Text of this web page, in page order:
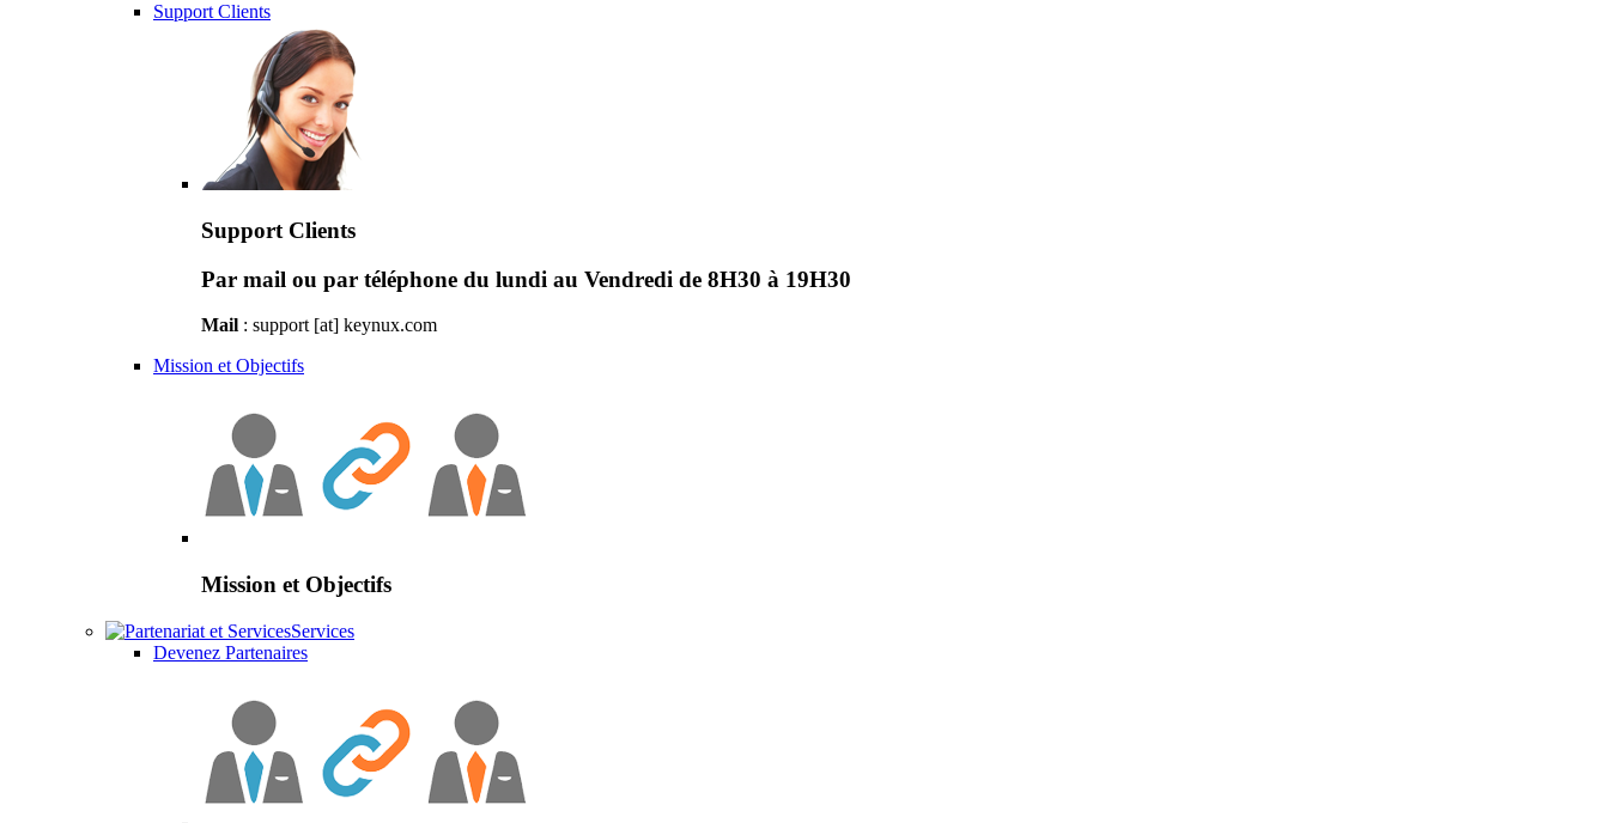
Support Clients
Support Clients
Par mail ou par téléphone du lundi au Vendredi de 8H30 à 19H30
Mail : support [at] keynux.com
Mission et Objectifs
Mission et Objectifs
Services
Devenez Partenaires